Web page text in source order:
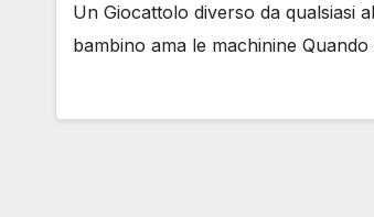
Un Giocattolo diverso da qualsiasi
bambino ama le machinine